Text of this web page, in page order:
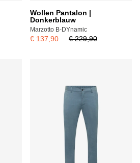
Wollen Pantalon |
Donkerblauw
Marzotto B-DYnamic
€ 137,90 € 229,90